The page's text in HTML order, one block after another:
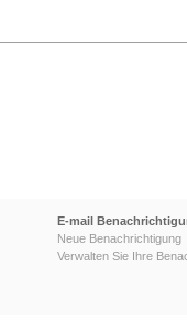
E-mail
Neue Benachrichtigung
Verwalten Sie Ihre